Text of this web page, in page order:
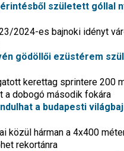
született góllal
2024-es bajnoki idényt
gödöllői ezüstérem
kerettag sprintere 200
dobogó második fokára
a budapesti
közül hárman a 4x400
rekortánra